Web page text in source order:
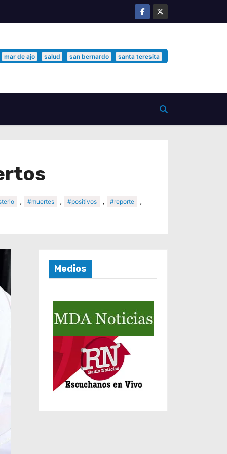
mar de ajo salud san bernardo santa teresita
, #muertes , #positivos , #reporte ,
Medios